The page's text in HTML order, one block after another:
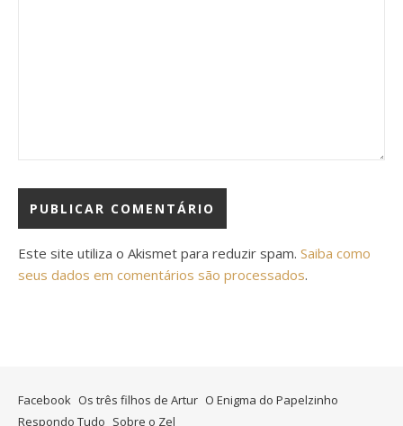
Este site utiliza o Akismet para reduzir spam. Saiba como
seus dados em comentários são processados.
Facebook Os três filhos de Artur O Enigma do Papelzinho
Respondo Tudo Sobre o Zel